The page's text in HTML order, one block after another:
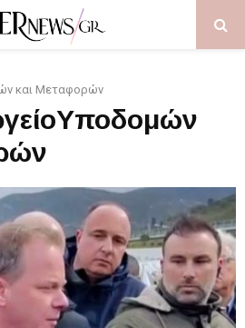
και Μεταφορών